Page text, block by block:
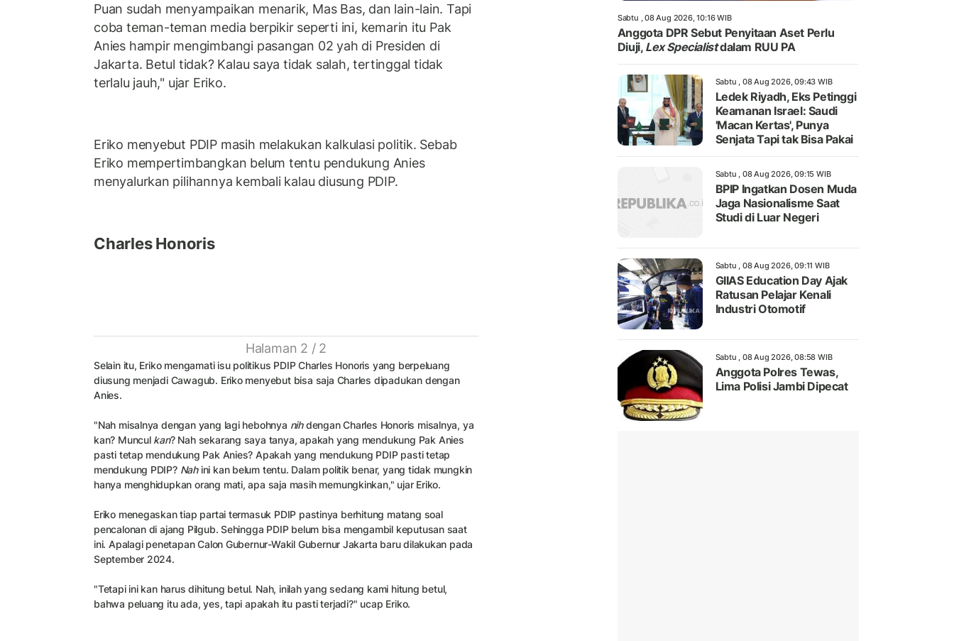
Puan sudah menyampaikan menarik, Mas Bas, dan lain-lain. Tapi
coba teman-teman media berpikir seperti ini, kemarin itu Pak
Anies hampir mengimbangi pasangan 02 yah di Presiden di
Jakarta. Betul tidak? Kalau saya tidak salah, tertinggal tidak
terlalu jauh," ujar Eriko.
Eriko menyebut PDIP masih melakukan kalkulasi politik. Sebab
Eriko mempertimbangkan belum tentu pendukung Anies
menyalurkan pilihannya kembali kalau diusung PDIP.
Charles Honoris
Halaman 2 / 2
Selain itu, Eriko mengamati isu politikus PDIP Charles Honoris yang berpeluang
diusung menjadi Cawagub. Eriko menyebut bisa saja Charles dipadukan dengan
Anies.
"Nah misalnya dengan yang lagi hebohnya nihdengan Charles Honoris misalnya, ya
kan? Muncul kan? Nah sekarang saya tanya, apakah yang mendukung Pak Anies
pasti tetap mendukung Pak Anies? Apakah yang mendukung PDIP pasti tetap
mendukung PDIP? Nahini kan belum tentu. Dalam politik benar, yang tidak mungkin
hanya menghidupkan orang mati, apa saja masih memungkinkan," ujar Eriko.
Eriko menegaskan tiap partai termasuk PDIP pastinya berhitung matang soal
pencalonan di ajang Pilgub. Sehingga PDIP belum bisa mengambil keputusan saat
ini. Apalagi penetapan Calon Gubernur-Wakil Gubernur Jakarta baru dilakukan pada
September 2024.
"Tetapi ini kan harus dihitung betul. Nah, inilah yang sedang kami hitung betul,
bahwa peluang itu ada, yes, tapi apakah itu pasti terjadi?" ucap Eriko.
Sabtu , 08 Aug 2026, 10:16 WIB
Anggota DPR Sebut Penyitaan Aset Perlu
Diuji, Lex Specialistdalam RUU PA
Sabtu , 08 Aug 2026, 09:43 WIB
Ledek Riyadh, Eks Petinggi
Keamanan Israel: Saudi
'Macan Kertas', Punya
Senjata Tapi tak Bisa Pakai
Sabtu , 08 Aug 2026, 09:15 WIB
BPIP Ingatkan Dosen Muda
Jaga Nasionalisme Saat
Studi di Luar Negeri
Sabtu , 08 Aug 2026, 09:11 WIB
GIIAS Education Day Ajak
Ratusan Pelajar Kenali
Industri Otomotif
Sabtu , 08 Aug 2026, 08:58 WIB
Anggota Polres Tewas,
Lima Polisi Jambi Dipecat